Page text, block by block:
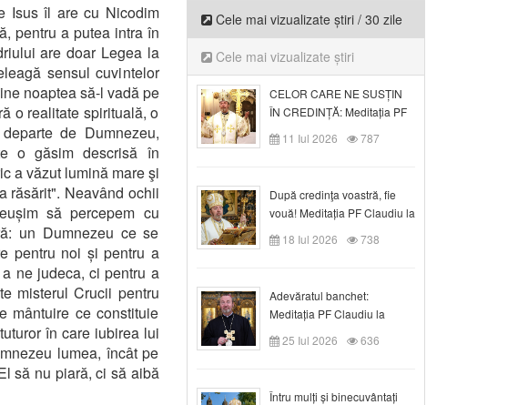
Isus îl are cu Nicodim
pentru a putea intra în
are doar Legea la
sensul cuvintelor
noaptea să-l vadă pe
o realitate spirituală, o
de Dumnezeu,
o găsim descrisă în
a văzut lumină mare şi
răsărit". Neavând ochii
să percepem cu
un Dumnezeu ce se
pentru noi și pentru a
ne judeca, ci pentru a
misterul Crucii pentru
mântuire ce constituie
în care iubirea lui
lumea, încât pe
să nu piară, ci să aibă
Cele mai vizualizate știri / 30 zile
Cele mai vizualizate știri
CELOR CARE NE SUSȚIN
ÎN CREDINȚĂ: Meditația PF
Claudiu la Duminica a VI-a
după Rusalii
11 Iul 2026 787
După credinţa voastră, fie
vouă! Meditația PF Claudiu la
duminica a VII-a după Rusalii
18 Iul 2026 738
Adevăratul banchet:
Meditația PF Claudiu la
Duminica a VIII-a după
Rusalii
25 Iul 2026 636
Întru mulți și binecuvântați